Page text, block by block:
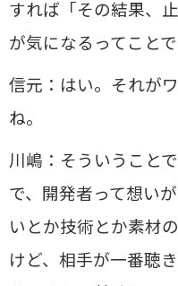
すれば「その結果、
が気になるってこと
信元：はい。それが
ね。
川嶋：そういうこと
で、開発者って想い
いとか技術とか素材
けど、相手が一番聴